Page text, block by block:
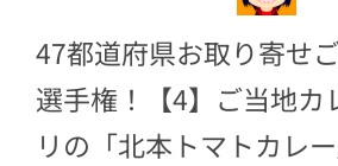
47都道府県お取り寄せ
選手権！【4】ご当地カ
リの「北本トマトカレ